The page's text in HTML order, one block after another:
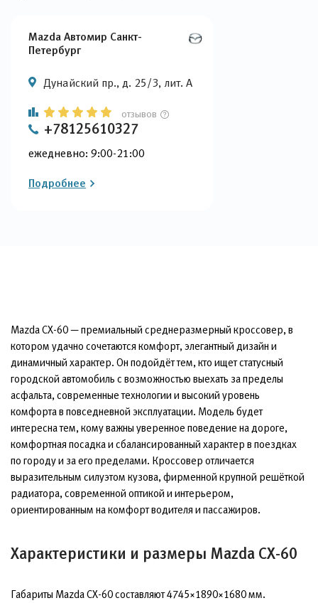
Mazda Автомир Санкт-
Петербург
Дунайский пр., д. 25/3, лит. А
отзывов
+78125610327
ежедневно: 9:00-21:00
Подробнее
Mazda CX-60 — премиальный среднеразмерный кроссовер, в
котором удачно сочетаются комфорт, элегантный дизайн и
динамичный характер. Он подойдёт тем, кто ищет статусный
городской автомобиль с возможностью выехать за пределы
асфальта, современные технологии и высокий уровень
комфорта в повседневной эксплуатации. Модель будет
интересна тем, кому важны уверенное поведение на дороге,
комфортная посадка и сбалансированный характер в поездках
по городу и за его пределами. Кроссовер отличается
выразительным силуэтом кузова, фирменной крупной решёткой
радиатора, современной оптикой и интерьером,
ориентированным на комфорт водителя и пассажиров.
Характеристики и размеры Mazda CX-60
Габариты Mazda CX-60 составляют 4745×1890×1680 мм.